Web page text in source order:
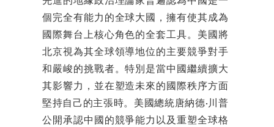
個完全有能力的全球大國，擁有使其成為
國際舞台上核心角色的全套工具。美國將
北京視為其全球領導地位的主要競爭對手
和嚴峻的挑戰者。特別是當中國繼續擴大
其影響力，並在塑造未來的國際秩序方面
堅持自己的主張時。美國總統唐納德·川普
公開承認中國的競爭能力以及重塑全球格